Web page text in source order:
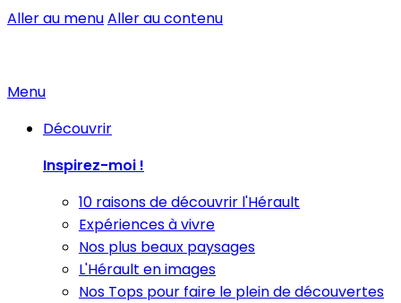
Aller au menuAller au contenu
Menu
Découvrir
Inspirez-moi !
10 raisons de découvrir l'Hérault
Expériences à vivre
Nos plus beaux paysages
L'Hérault en images
Nos Tops pour faire le plein de découvertes